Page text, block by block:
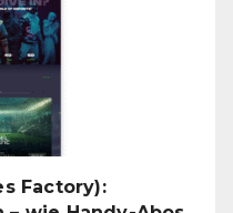
Factory):